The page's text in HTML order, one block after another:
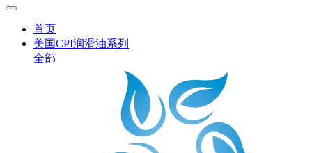
首页
美国CPI润滑油系列
全部